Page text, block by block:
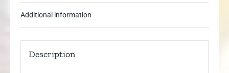
Additional information
Description